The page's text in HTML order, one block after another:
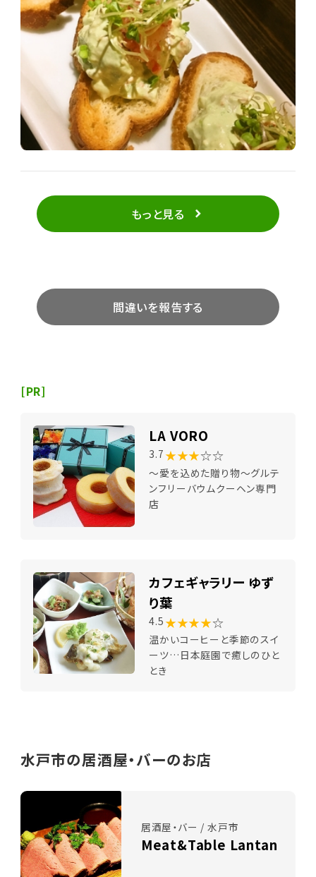
もっと見る
間違いを報告する
[PR]
LA VORO
3.7 ★★★☆☆
～愛を込めた贈り物～グルテ
ンフリーバウムクーヘン専門
店
カフェギャラリー ゆず
り葉
4.5 ★★★★☆
温かいコーヒーと季節のスイ
ーツ…日本庭園で癒しのひと
とき
水戸市の居酒屋・バーのお店
居酒屋・バー / 水戸市
Meat&Table Lantan